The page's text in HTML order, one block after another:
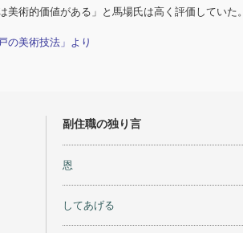
術的価値がある」と馬場氏は高く評価していた。
の美術技法」より
副住職の独り言
恩
してあげる